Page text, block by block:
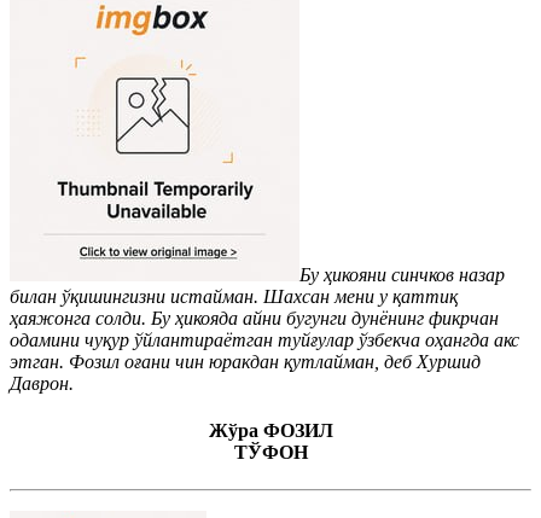
Бу ҳикояни синчков назар
билан ўқишингизни истайман. Шахсан мени у қаттиқ
ҳаяжонга солди. Бу ҳикояда айни бугунги дунёнинг фикрчан
одамини чуқур ўйлантираётган туйғулар ўзбекча оҳангда акс
этган. Фозил оғани чин юракдан қутлайман, деб Хуршид
Даврон.
Жўра ФОЗИЛ
ТЎФОН